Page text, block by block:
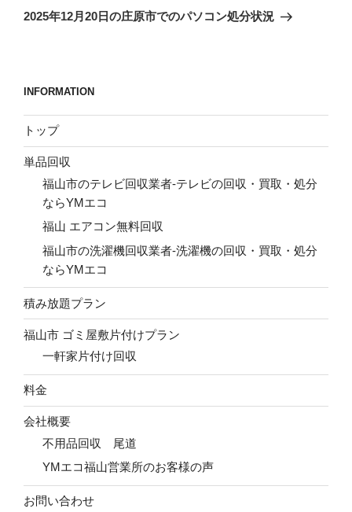
ゲ
ン
の
2025年12月20日の庄原市でのパソコン処分状況
INFORMATION
トップ
単品回収
福山市のテレビ回収業者-テレビの回収・買取・処分
ならYMエコ
福山 エアコン無料回収
福山市の洗濯機回収業者-洗濯機の回収・買取・処分
ならYMエコ
積み放題プラン
福山市 ゴミ屋敷片付けプラン
一軒家片付け回収
料金
会社概要
不用品回収 尾道
YMエコ福山営業所のお客様の声
お問い合わせ